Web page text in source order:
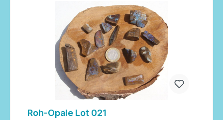
Roh-Opale Lot 021